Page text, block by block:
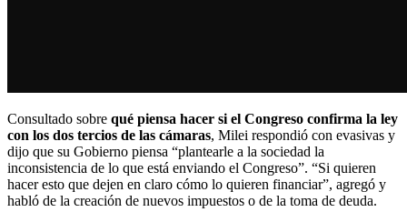
Consultado sobre qué piensa hacer si el Congreso confirma la ley
con los dos tercios de las cámaras, Milei respondió con evasivas y
dijo que su Gobierno piensa “plantearle a la sociedad la
inconsistencia de lo que está enviando el Congreso”. “Si quieren
hacer esto que dejen en claro cómo lo quieren financiar”, agregó y
habló de la creación de nuevos impuestos o de la toma de deuda.